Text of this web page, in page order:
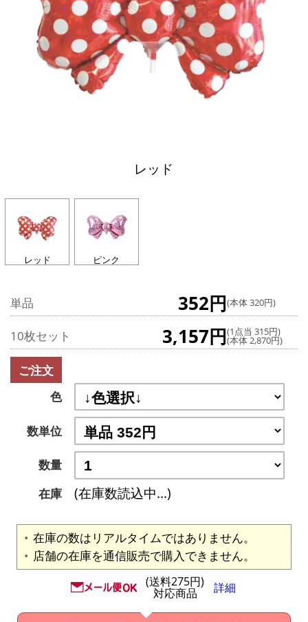
レッド
レッド ピンク
単品 352円(本体 320円)
10枚セット 3,157円(1点当 315円)
(本体 2,870円)
ご注文
色
数単位
数量
在庫
(在庫数読込中...)
在庫の数はリアルタイムではありません。
店舗の在庫を通信販売で購入できません。
(送料275円)
対応商品 詳細